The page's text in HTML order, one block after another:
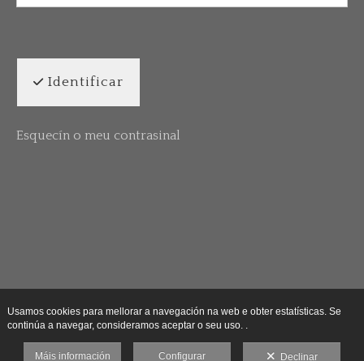
Identificar
Esquecín o meu contrasinal
Usamos cookies para mellorar a navegación na web e obter estatísticas. Se
continúa a navegar, consideramos aceptar o seu uso. .
Máis información Configurar Declinar